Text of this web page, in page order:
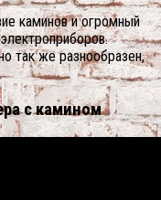
каминов и огромный
так же разнообразен,
с камином